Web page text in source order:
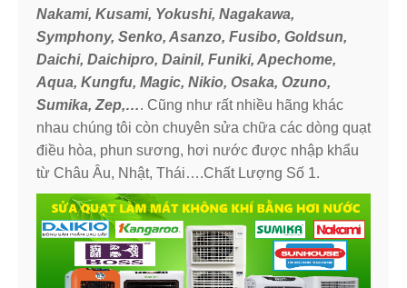
Nakami, Kusami, Yokushi, Nagakawa,
Symphony, Senko, Asanzo, Fusibo, Goldsun,
Daichi, Daichipro, Dainil, Funiki, Apechome,
Aqua, Kungfu, Magic, Nikio, Osaka, Ozuno,
Sumika, Zep,…. Cũng như rất nhiều hãng khác
nhau chúng tôi còn chuyên sửa chữa các dòng quạt
điều hòa, phun sương, hơi nước được nhập khẩu
từ Châu Âu, Nhật, Thái….Chất Lượng Số 1.